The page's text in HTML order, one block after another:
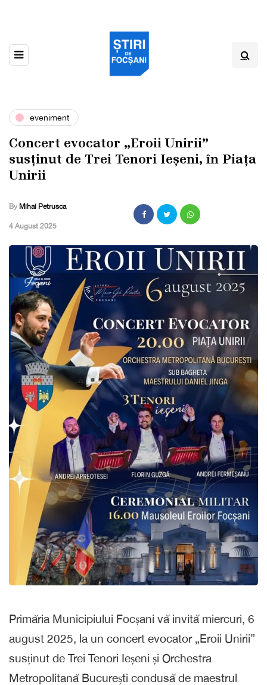
eveniment
Concert evocator „Eroii Unirii”
susținut de Trei Tenori Ieșeni, în Piața
Unirii
By Mihai Petrusca
,4 August 2025
Primăria Municipiului Focșani vă invită miercuri, 6
august 2025, la un concert evocator „Eroii Unirii”
susținut de Trei Tenori Ieșeni și Orchestra
Metropolitană București condusă de maestrul